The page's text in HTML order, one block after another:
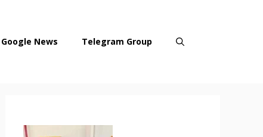
Google News Telegram Group